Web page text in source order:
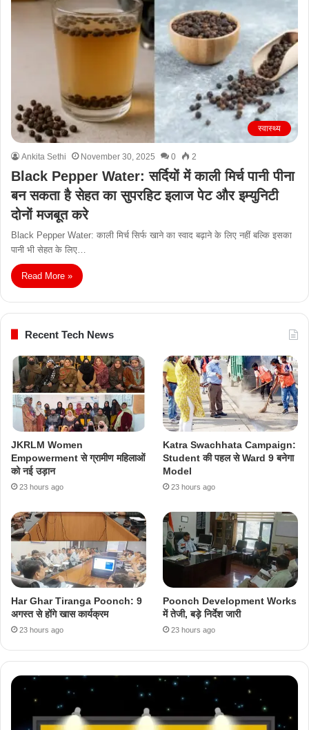
स्वास्थ्य
Ankita Sethi November 30, 2025 0 2
Black Pepper Water: सर्दियों में काली मिर्च पानी पीना
बन सकता है सेहत का सुपरहिट इलाज पेट और इम्युनिटी
दोनों मजबूत करे
Black Pepper Water: काली मिर्च सिर्फ खाने का स्वाद बढ़ाने के लिए नहीं बल्कि इसका
पानी भी सेहत के लिए…
Read More »
Recent Tech News
JKRLM Women
Empowerment से ग्रामीण महिलाओं
को नई उड़ान
23 hours ago
Katra Swachhata Campaign:
Student की पहल से Ward 9 बनेगा
Model
23 hours ago
Har Ghar Tiranga Poonch: 9
अगस्त से होंगे खास कार्यक्रम
23 hours ago
Poonch Development Works
में तेजी, बड़े निर्देश जारी
23 hours ago